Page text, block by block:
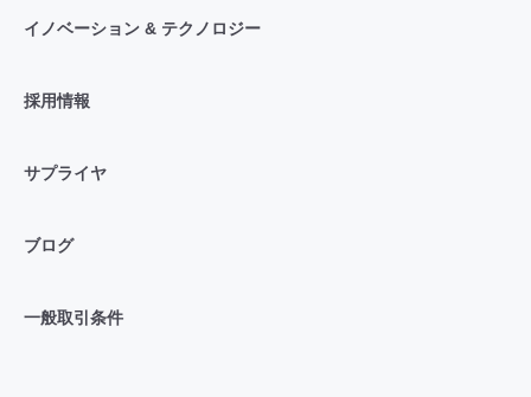
イノベーション & テクノロジー
採用情報
サプライヤ
ブログ
一般取引条件